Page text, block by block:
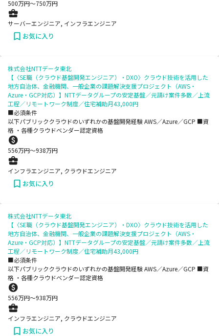
500万円〜750万円
サーバーエンジニア, インフラエンジニア
お気に入り
株式会社NTTデータ東北
【〈SE職（クラウド基盤開発エンジニア）・DXO〉クラウド技術を活用した
地方自治体、金融機関、一般企業の課題解決支援プロジェクト（AWS・
Azure・GCP対応）】NTTデータグループの安定基盤／元請け案件多数／上流
工程／リモートワーク制度／住宅補助月43,000円
■必須条件
以下パブリッククラウドのいずれかの基盤開発経験 AWS／Azure／GCP ■資
格 ・各種クラウドベンダー認定資格
556万円〜938万円
インフラエンジニア, クラウドエンジニア
お気に入り
株式会社NTTデータ東北
【〈SE職（クラウド基盤開発エンジニア）・DXO〉クラウド技術を活用した
地方自治体、金融機関、一般企業の課題解決支援プロジェクト（AWS・
Azure・GCP対応）】NTTデータグループの安定基盤／元請け案件多数／上流
工程／リモートワーク制度／住宅補助月43,000円
■必須条件
以下パブリッククラウドのいずれかの基盤開発経験 AWS／Azure／GCP ■資
格 ・各種クラウドベンダー認定資格
556万円〜938万円
インフラエンジニア, クラウドエンジニア
お気に入り